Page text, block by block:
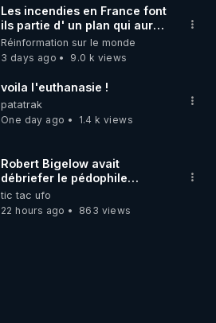
Les incendies en France font
ils partie d' un plan qui aurait
débuté le 11 septembre 2001
?
Réinformation sur le monde
3 days ago
9.0 k views
voila l'euthanasie !
patatrak
One day ago
1.4 k views
Robert Bigelow avait
débriefer le pédophile
génocidaire de donald j
trump
tic tac ufo
22 hours ago
863 views